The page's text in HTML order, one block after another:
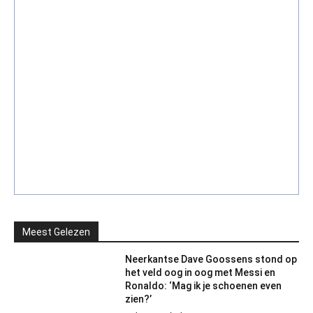
Meest Gelezen
Neerkantse Dave Goossens stond op
het veld oog in oog met Messi en
Ronaldo: ‘Mag ik je schoenen even
zien?’